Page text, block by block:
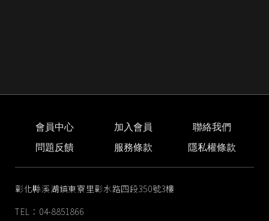
會員中心 加入會員
聯絡我們
問題反饋
服務條款 隱私權條款
彰化縣溪湖鎮東寮里彰水路四段350號3樓
TEL：04-8851866